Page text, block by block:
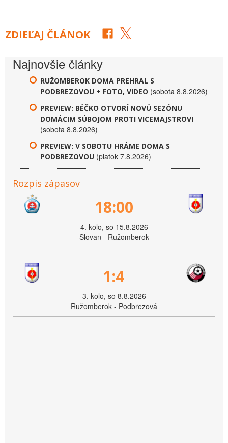
ZDIEĽAJ ČLÁNOK
Najnovšie články
RUŽOMBEROK DOMA PREHRAL S
PODBREZOVOU + FOTO, VIDEO (sobota 8.8.2026)
PREVIEW: BÉČKO OTVORÍ NOVÚ SEZÓNU
DOMÁCIM SÚBOJOM PROTI VICEMAJSTROVI
(sobota 8.8.2026)
PREVIEW: V SOBOTU HRÁME DOMA S
PODBREZOVOU (piatok 7.8.2026)
Rozpis zápasov
18:00
4. kolo, so 15.8.2026
Slovan - Ružomberok
1:4
3. kolo, so 8.8.2026
Ružomberok - Podbrezová